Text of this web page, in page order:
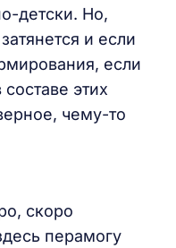
детски. Но,
и если
если
этих
чему-то
скоро
перамогу